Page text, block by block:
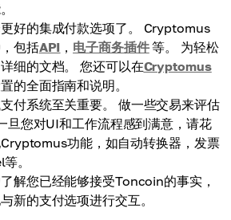
好的集成付款选项了。 Cryptomus
包括API ， 电子商务插件等。 为轻松
细的文档。 您还可以在Cryptomus
的全面指南和说明。
付系统至关重要。 做一些交易来评估
旦您对UI和工作流程感到满意，请花
功能，如自动转换器，发票
。
解您已经能够接受Toncoin的事实，
新的支付选项进行交互。